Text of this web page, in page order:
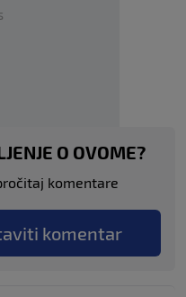
O OVOME?
komentare
komentar